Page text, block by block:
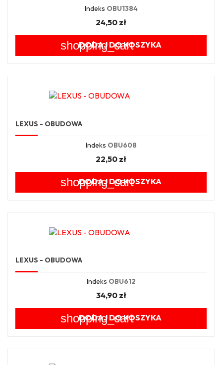
Indeks OBU1384
24,50 zł
shopping_cart
DODAJ DO KOSZYKA
LEXUS - OBUDOWA
Indeks OBU608
22,50 zł
shopping_cart
DODAJ DO KOSZYKA
LEXUS - OBUDOWA
Indeks OBU612
34,90 zł
shopping_cart
DODAJ DO KOSZYKA